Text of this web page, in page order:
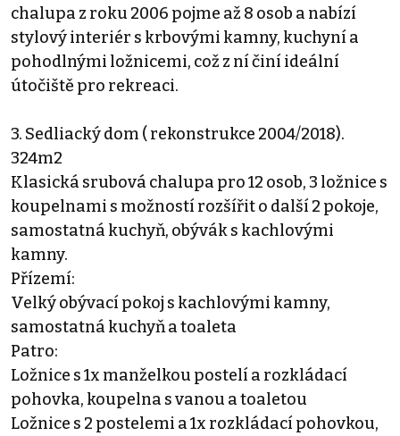
chalupa z roku 2006 pojme až 8 osob a nabízí
stylový interiér s krbovými kamny, kuchyní a
pohodlnými ložnicemi, což z ní činí ideální
útočiště pro rekreaci.
3. Sedliacký dom ( rekonstrukce 2004/2018).
324m2
Klasická srubová chalupa pro 12 osob, 3 ložnice s
koupelnami s možností rozšířit o další 2 pokoje,
samostatná kuchyň, obývák s kachlovými
kamny.
Přízemí:
Velký obývací pokoj s kachlovými kamny,
samostatná kuchyň a toaleta
Patro:
Ložnice s 1x manželkou postelí a rozkládací
pohovka, koupelna s vanou a toaletou
Ložnice s 2 postelemi a 1x rozkládací pohovkou,